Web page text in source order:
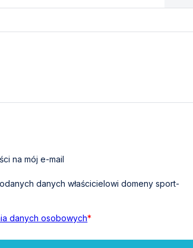
na mój e-mail
danych właścicielowi domeny sport-
danych osobowych*